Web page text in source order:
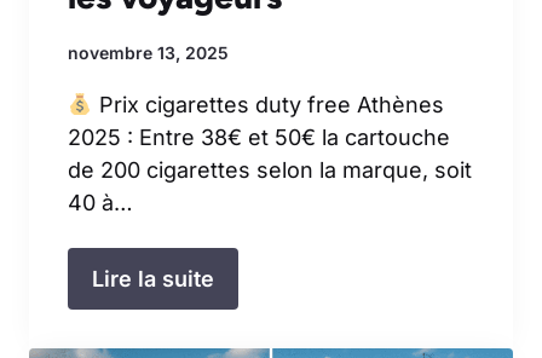
novembre 13, 2025
Prix cigarettes duty free Athènes
2025 : Entre 38€ et 50€ la cartouche
de 200 cigarettes selon la marque, soit
40 à…
Lire la suite